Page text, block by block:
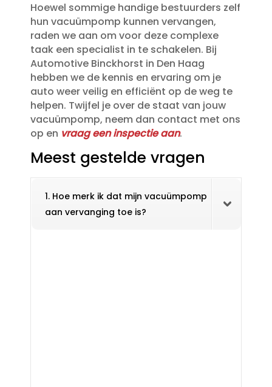
Hoewel sommige handige bestuurders zelf
hun vacuümpomp kunnen vervangen,
raden we aan om voor deze complexe
taak een specialist in te schakelen.​ Bij
Automotive Binckhorst in Den Haag
hebben we de kennis en ervaring om je
auto weer veilig en efficiënt op de weg te
helpen.​ Twijfel je over de staat van jouw
vacuümpomp, neem dan contact met ons
op en vraag een inspectie aan.​
Meest gestelde vragen
1. Hoe merk ik dat mijn vacuümpomp
aan vervanging toe is?